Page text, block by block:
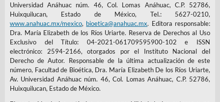
Universidad Anáhuac núm. 46, Col. Lomas Anáhuac, C.P. 52786,
Huixquilucan, Estado de México, Tel.: 5627-0210,
www.anahuac.mx/mexico, bioetica@anahuac.mx. Editora responsable:
Dra. María Elizabeth de los Ríos Uriarte. Reserva de Derechos al Uso
Exclusivo del Título: 04-2021-061709595900-102 e ISSN
electrónico: 2594-2166, otorgados por el Instituto Nacional del
Derecho de Autor. Responsable de la última actualización de este
número, Facultad de Bioética, Dra. María Elizabeth De los Ríos Uriarte,
Av. Universidad Anáhuac núm. 46, Col. Lomas Anáhuac, C.P. 52786,
Huixquilucan, Estado de México.